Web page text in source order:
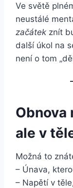
Ve světě
neustálé
začátek znít
další úkol na
není o tom
Obnova
ale v
Možná to
– Únava,
– Napětí v